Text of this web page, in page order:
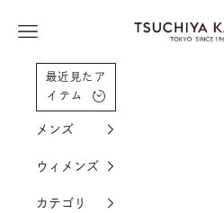
土屋鞄製造所
メニューを開く
最近見たア
イテム
メンズ
ウィメンズ
カテゴリ